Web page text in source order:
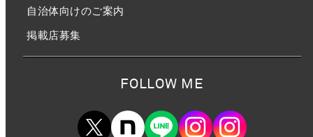
自治体向けのご案内
掲載店募集
FOLLOW ME